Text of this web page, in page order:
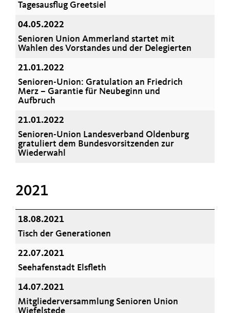
Tagesausflug Greetsiel
04.05.2022
Senioren Union Ammerland startet mit
Wahlen des Vorstandes und der Delegierten
21.01.2022
Senioren-Union: Gratulation an Friedrich
Merz – Garantie für Neubeginn und
Aufbruch
21.01.2022
Senioren-Union Landesverband Oldenburg
gratuliert dem Bundesvorsitzenden zur
Wiederwahl
2021
18.08.2021
Tisch der Generationen
22.07.2021
Seehafenstadt Elsfleth
14.07.2021
Mitgliederversammlung Senioren Union
Wiefelstede